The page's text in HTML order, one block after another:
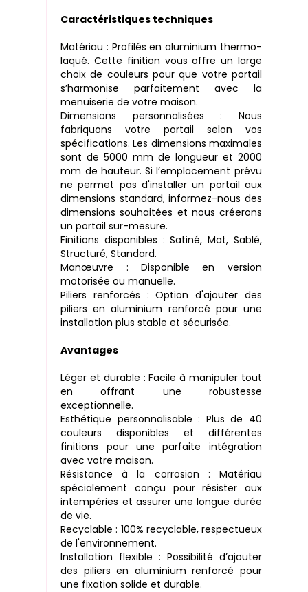
Caractéristiques techniques
Matériau : Profilés en aluminium thermo-
laqué. Cette finition vous offre un large
choix de couleurs pour que votre portail
s’harmonise parfaitement avec la
menuiserie de votre maison.
Dimensions personnalisées : Nous
fabriquons votre portail selon vos
spécifications. Les dimensions maximales
sont de 5000 mm de longueur et 2000
mm de hauteur. Si l’emplacement prévu
ne permet pas d'installer un portail aux
dimensions standard, informez-nous des
dimensions souhaitées et nous créerons
un portail sur-mesure.
Finitions disponibles : Satiné, Mat, Sablé,
Structuré, Standard.
Manœuvre : Disponible en version
motorisée ou manuelle.
Piliers renforcés : Option d'ajouter des
piliers en aluminium renforcé pour une
installation plus stable et sécurisée.
Avantages
Léger et durable : Facile à manipuler tout
en offrant une robustesse
exceptionnelle.
Esthétique personnalisable : Plus de 40
couleurs disponibles et différentes
finitions pour une parfaite intégration
avec votre maison.
Résistance à la corrosion : Matériau
spécialement conçu pour résister aux
intempéries et assurer une longue durée
de vie.
Recyclable : 100% recyclable, respectueux
de l'environnement.
Installation flexible : Possibilité d’ajouter
des piliers en aluminium renforcé pour
une fixation solide et durable.